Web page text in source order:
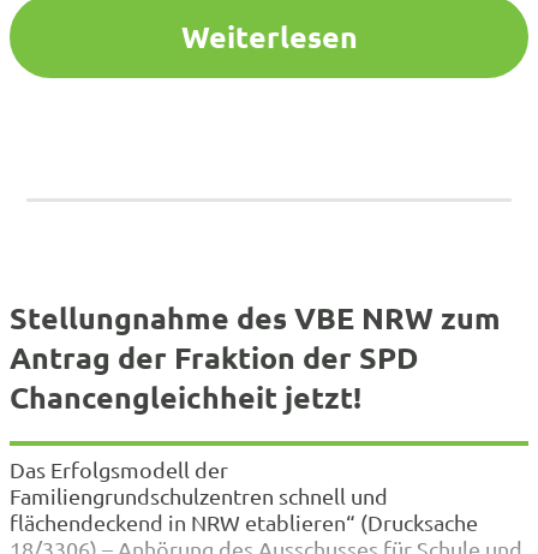
und/oder…
Weiterlesen
Stellungnahme des VBE NRW zum
Antrag der Fraktion der SPD
Chancengleichheit jetzt!
Das Erfolgsmodell der
Familiengrundschulzentren schnell und
flächendeckend in NRW etablieren“ (Drucksache